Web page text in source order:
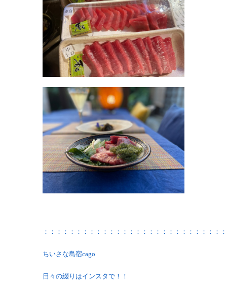
：：：：：：：：：：：：：：：：：：：：：：：：：：：
ちいさな島宿cago
日々の綴りはインスタで！！